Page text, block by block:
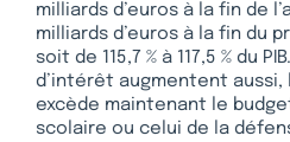
milliards d’euros à la fin de
milliards d’euros à la fin du
soit de 115,7 % à 117,5 % du
d’intérêt augmentent
excède maintenant le
scolaire ou celui de la